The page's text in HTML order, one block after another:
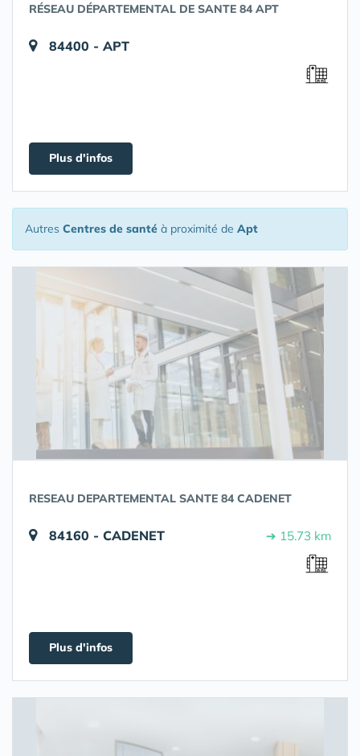
RÉSEAU DÉPARTEMENTAL DE SANTE 84 APT
84400 - APT
Plus d'infos
Autres Centres de santé à proximité de Apt
RESEAU DEPARTEMENTAL SANTE 84 CADENET
84160 - CADENET ➔ 15.73 km
Plus d'infos